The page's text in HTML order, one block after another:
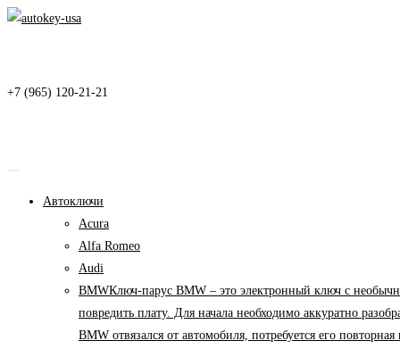
Перейти
+7 (965) 120-21-21
Автоключи
Acura
Alfa Romeo
Audi
BMWКлюч-парус BMW – это электронный ключ с
повредить плату. Для начала необходимо аккуратно
BMW отвязался от автомобиля, потребуется его